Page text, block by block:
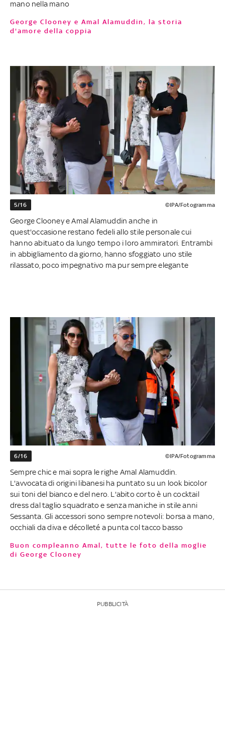
mano nella mano
George Clooney e Amal Alamuddin, la storia
d'amore della coppia
5/16 ©IPA/Fotogramma
George Clooney e Amal Alamuddin anche in
quest'occasione restano fedeli allo stile personale cui
hanno abituato da lungo tempo i loro ammiratori. Entrambi
in abbigliamento da giorno, hanno sfoggiato uno stile
rilassato, poco impegnativo ma pur sempre elegante
6/16 ©IPA/Fotogramma
Sempre chic e mai sopra le righe Amal Alamuddin.
L'avvocata di origini libanesi ha puntato su un look bicolor
sui toni del bianco e del nero. L'abito corto è un cocktail
dress dal taglio squadrato e senza maniche in stile anni
Sessanta. Gli accessori sono sempre notevoli: borsa a mano,
occhiali da diva e décolleté a punta col tacco basso
Buon compleanno Amal, tutte le foto della moglie
di George Clooney
PUBBLICITÀ